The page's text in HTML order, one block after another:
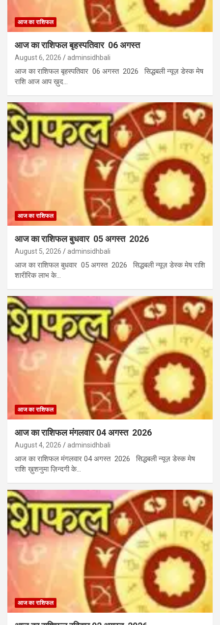
आज का राशिफल
आज का राशिफल बृहस्पतिवार 06 अगस्त
August 6, 2026 adminsidhbali
आज का राशिफल बृहस्पतिवार 06 अगस्त 2026 सिद्धबली न्यूज़ डेस्क मेष
राशि आज आप ख़ुद…
आज का राशिफल
आज का राशिफल बुधवार 05 अगस्त 2026
August 5, 2026 adminsidhbali
आज का राशिफल बुधवार 05 अगस्त 2026 सिद्धबली न्यूज़ डेस्क मेष राशि
शारीरिक लाभ के…
आज का राशिफल
आज का राशिफल मंगलवार 04 अगस्त 2026
August 4, 2026 adminsidhbali
आज का राशिफल मंगलवार 04 अगस्त 2026 सिद्धबली न्यूज़ डेस्क मेष
राशि ख़ुशनुमा ज़िन्दगी के…
आज का राशिफल